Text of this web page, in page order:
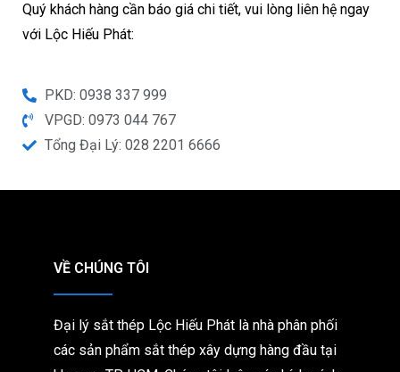
Quý khách hàng cần báo giá chi tiết, vui lòng liên hệ ngay
với Lộc Hiếu Phát:
PKD: 0938 337 999
VPGD: 0973 044 767
Tổng Đại Lý: 028 2201 6666
VỀ CHÚNG TÔI
Đại lý sắt thép Lộc Hiếu Phát là nhà phân phối
các sản phẩm sắt thép xây dựng hàng đầu tại